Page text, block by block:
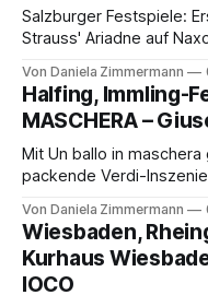
Salzburger Festspiele:
Strauss' Ariadne auf
Aufführung mit starken
Philharmonikern,
hinter den Erwartungen
Von Daniela Zimmermann
Halfing, Immling-
MASCHERA –
Mit Un ballo in
packende Verdi-
psychologische Tiefe
einem spielfreudigen
überzeugenden
Von Daniela Zimmermann
Wiesbaden,
Kurhaus
IOCO